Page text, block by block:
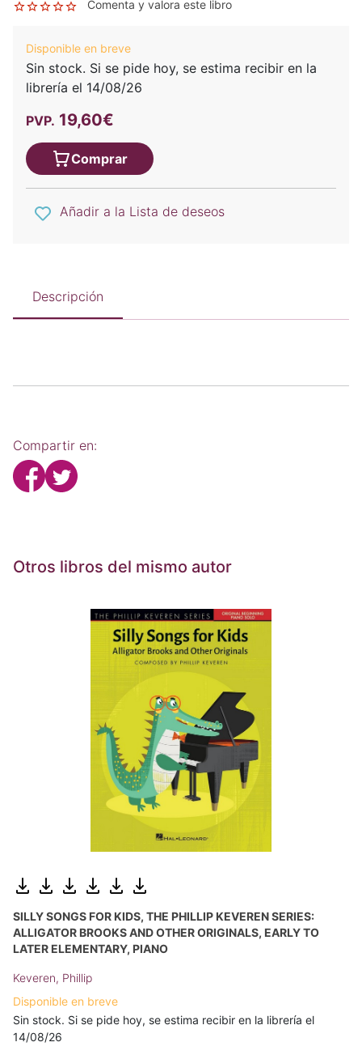
Comenta y valora este libro
Disponible en breve
Sin stock. Si se pide hoy, se estima recibir en la
librería el 14/08/26
PVP. 19,60€
Comprar
Añadir a la Lista de deseos
Descripción
Compartir en:
Otros libros del mismo autor
SILLY SONGS FOR KIDS, THE PHILLIP KEVEREN SERIES:
ALLIGATOR BROOKS AND OTHER ORIGINALS, EARLY TO
LATER ELEMENTARY, PIANO
Keveren, Phillip
Disponible en breve
Sin stock. Si se pide hoy, se estima recibir en la librería el
14/08/26